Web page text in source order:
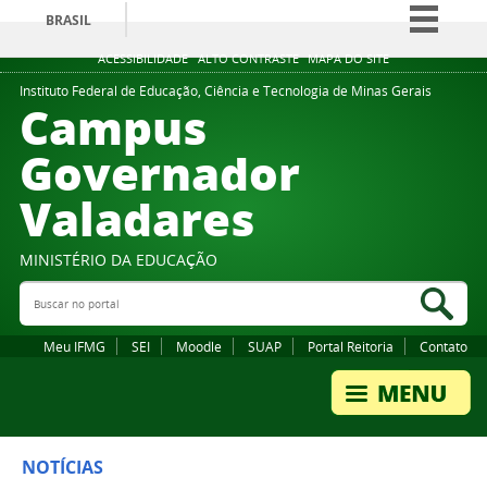
ACESSIBILIDADE ALTO CONTRASTE MAPA DO SITE
BRASIL
Simplifique!
Comunica BR
Instituto Federal de Educação, Ciência e Tecnologia de Minas Gerais
Campus
Governador
Valadares
MINISTÉRIO DA EDUCAÇÃO
Buscar no portal
Meu IFMG SEI Moodle SUAP Portal Reitoria Contato
NOTÍCIAS